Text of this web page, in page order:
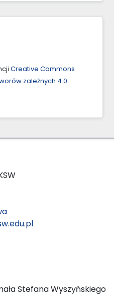
Creative Commons
zależnych 4.0
Stefana Wyszyńskiego